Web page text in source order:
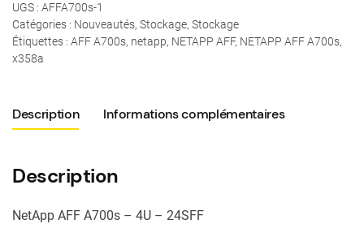
NetApp
AFF
A700s
SSD
3.84To
X358A
-
UGS : AFFA700s-1
Catégories : Nouveautés, Stockage, Stockage
Étiquettes : AFF A700s, netapp, NETAPP AFF, NETAPP AFF A700s,
x358a
Description Informations complémentaires
Description
NetApp AFF A700s – 4U – 24SFF